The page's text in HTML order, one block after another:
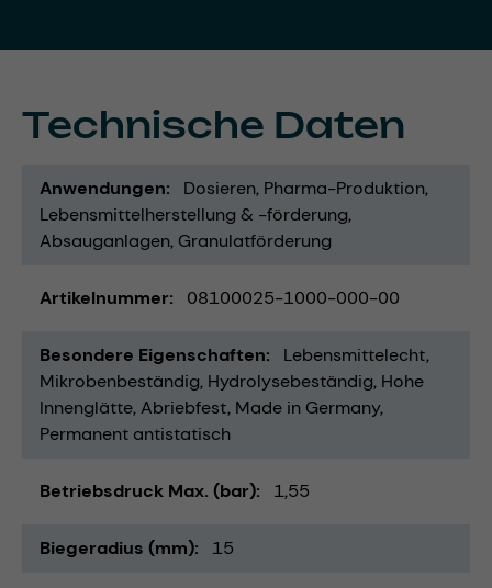
Technische Daten
Anwendungen Dosieren Pharma-Produktion
Lebensmittelherstellung & -förderung
Absauganlagen Granulatförderung
Artikelnummer 08100025-1000-000-00
Besondere Eigenschaften
Lebensmittelecht
Mikrobenbeständig Hydrolysebeständig Hohe
Innenglätte Abriebfest Made in Germany
Permanent antistatisch
Betriebsdruck Max. (bar) 1,55
Biegeradius (mm) 15